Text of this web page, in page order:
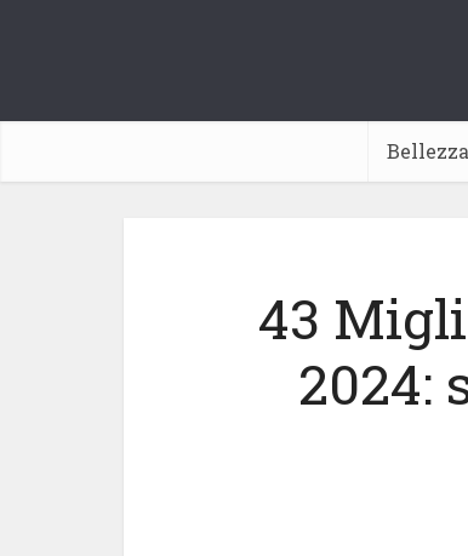
Bellezza
43
2024: